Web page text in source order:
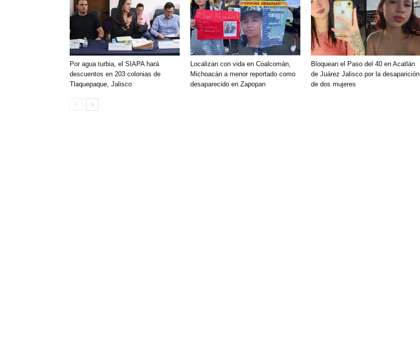
Por agua turbia, el SIAPA hará
descuentos en 203 colonias de
Tlaquepaque, Jalisco
Localizan con vida en Coalcomán,
Michoacán a menor reportado como
desaparecido en Zapopan
Bloquean el Paso del 40 en Acatlán
de Juárez Jalisco por la desaparición
de dos mujeres